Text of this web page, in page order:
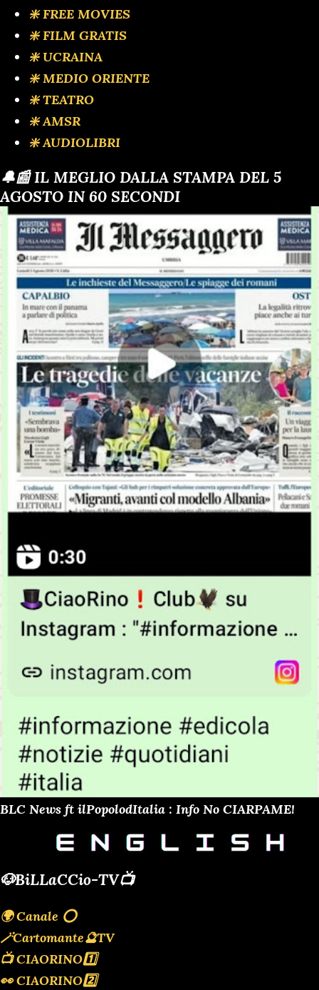
❇️ FREE MOVIES
❇️ FILM GRATIS
❇️ UCRAINA
❇️ MEDIO ORIENTE
❇️ TEATRO
❇️ AMSR
❇️ AUDIOLIBRI
🔔📰 IL MEGLIO DALLA STAMPA DEL 5
AGOSTO IN 60 SECONDI
BLC News ft ilPopolodItalia : Info No CIARPAME!
🐶BiLLaCCio-TV📺
🌍 Canale ⭕️
🪄Cartomante🔮TV
📺 CIAORINO1️⃣
👀 CIAORINO2️⃣